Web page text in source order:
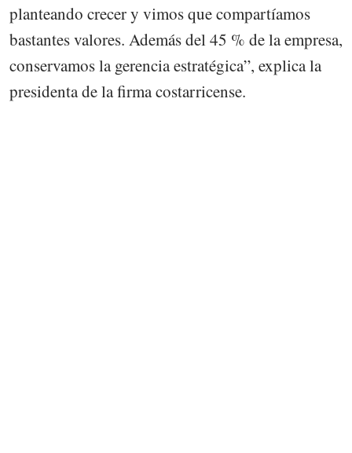
planteando crecer y vimos que compartíamos
bastantes valores. Además del 45 % de la empresa,
conservamos la gerencia estratégica”, explica la
presidenta de la firma costarricense.